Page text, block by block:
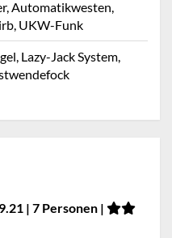
Automatikwesten,
UKW-Funk
Lazy-Jack System,
| 7 Personen |